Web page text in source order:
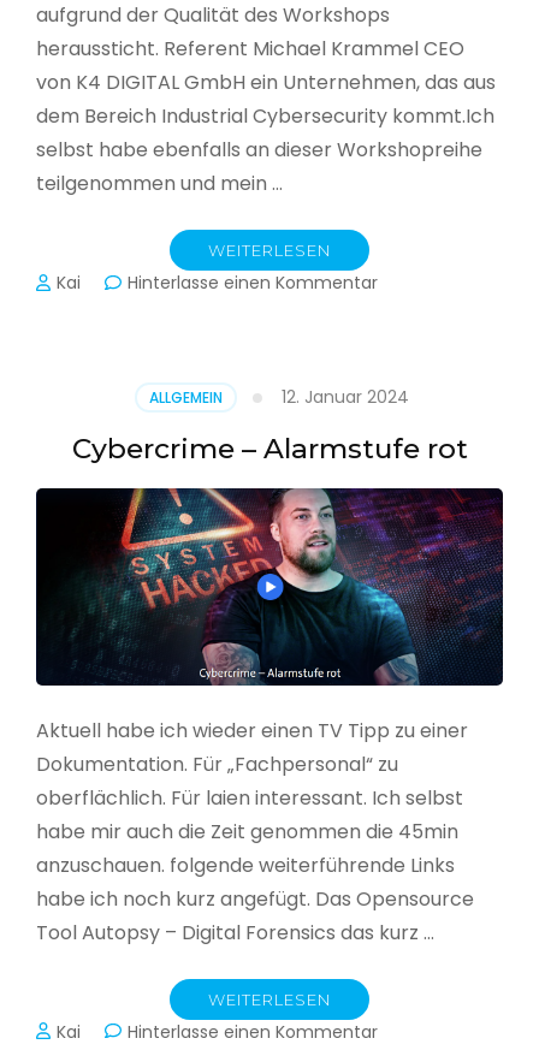
aufgrund der Qualität des Workshops
heraussticht. Referent Michael Krammel CEO
von K4 DIGITAL GmbH ein Unternehmen, das aus
dem Bereich Industrial Cybersecurity kommt.Ich
selbst habe ebenfalls an dieser Workshopreihe
teilgenommen und mein …
WEITERLESEN
Kai Hinterlasse einen Kommentarzu
Produktion
ALLGEMEIN 12. Januar 2024
Cybercrime – Alarmstufe rot
Aktuell habe ich wieder einen TV Tipp zu einer
Dokumentation. Für „Fachpersonal“ zu
oberflächlich. Für laien interessant. Ich selbst
habe mir auch die Zeit genommen die 45min
anzuschauen. folgende weiterführende Links
habe ich noch kurz angefügt. Das Opensource
Tool Autopsy – Digital Forensics das kurz …
WEITERLESEN
Kai Hinterlasse einen Kommentarzu